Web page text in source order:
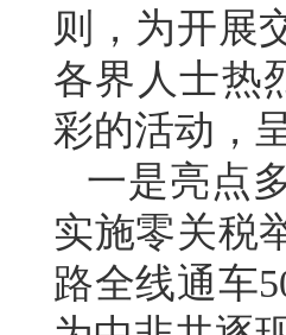
则，为开展
各界人士热
彩的活动，
一是亮点
实施零关税
路全线通车